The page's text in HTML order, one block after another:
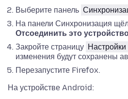
Выберите панель
На панели Синхронизация
Отсоединить это
Закройте страницу Настройки
изменения будут сохранены
Перезапустите Firefox.
На устройстве Android: